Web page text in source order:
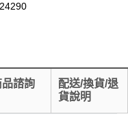
品諮詢
配送/換貨/退
貨說明